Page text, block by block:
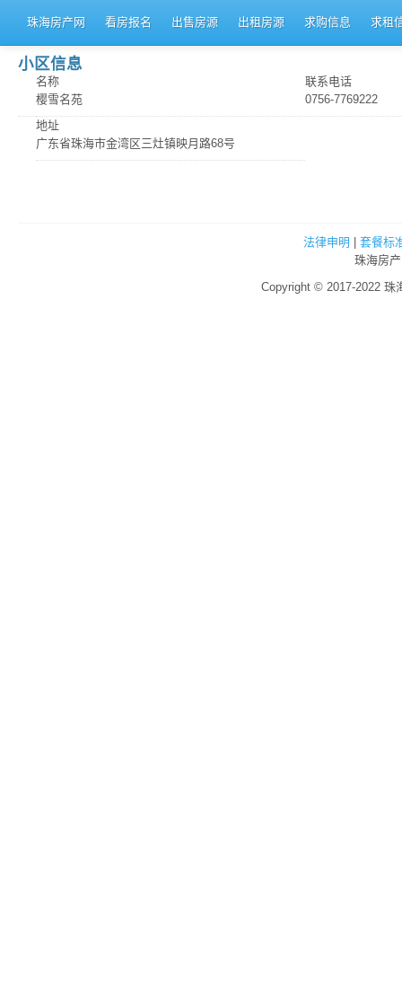
珠海房产网 看房报名 出售房源 出租房源 求购信息 求租
小区信息
名称
樱雪名苑
地址
广东省珠海市金湾区三灶镇映月路68号
联系电话
0756-7769222
法律申明
套餐标
珠海房
Copyright © 2017-2022 珠